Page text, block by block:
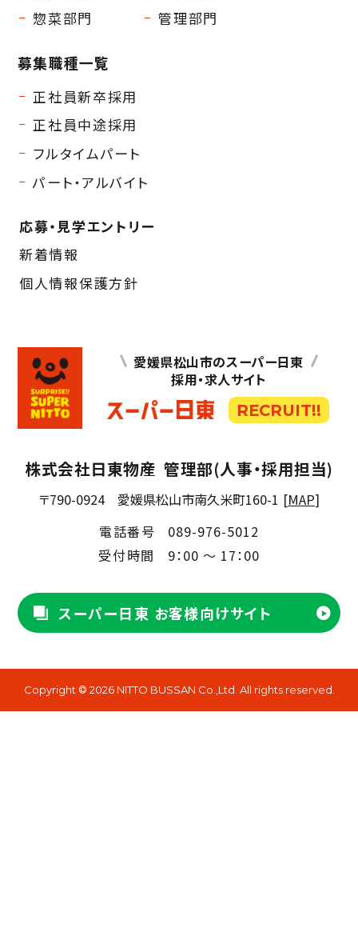
RECRUIT!!
愛媛県松山市のスーパー日東
採用・求人サイト
株式会社日東物産 管理部(人事・採用担当)
〒790-0924 愛媛県松山市南久米町160-1 [MAP]
電話番号
089-976-5012
受付時間
9：00 ～ 17：00
スーパー日東 お客様向けサイト
惣菜部門
管理部門
募集職種一覧
正社員新卒採用
正社員中途採用
フルタイムパート
パート・アルバイト
応募・見学エントリー
新着情報
個人情報保護方針
Copyright © 2026 NITTO BUSSAN Co.,Ltd. All rights reserved.